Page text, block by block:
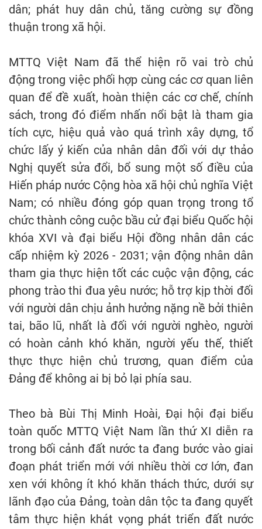
dân; phát huy dân chủ, tăng cường sự đồng
thuận trong xã hội.
MTTQ Việt Nam đã thể hiện rõ vai trò chủ
động trong việc phối hợp cùng các cơ quan liên
quan để đề xuất, hoàn thiện các cơ chế, chính
sách, trong đó điểm nhấn nổi bật là tham gia
tích cực, hiệu quả vào quá trình xây dựng, tổ
chức lấy ý kiến của nhân dân đối với dự thảo
Nghị quyết sửa đổi, bổ sung một số điều của
Hiến pháp nước Cộng hòa xã hội chủ nghĩa Việt
Nam; có nhiều đóng góp quan trọng trong tổ
chức thành công cuộc bầu cử đại biểu Quốc hội
khóa XVI và đại biểu Hội đồng nhân dân các
cấp nhiệm kỳ 2026 - 2031; vận động nhân dân
tham gia thực hiện tốt các cuộc vận động, các
phong trào thi đua yêu nước; hỗ trợ kịp thời đối
với người dân chịu ảnh hưởng nặng nề bởi thiên
tai, bão lũ, nhất là đối với người nghèo, người
có hoàn cảnh khó khăn, người yếu thế, thiết
thực thực hiện chủ trương, quan điểm của
Đảng để không ai bị bỏ lại phía sau.
Theo bà Bùi Thị Minh Hoài, Đại hội đại biểu
toàn quốc MTTQ Việt Nam lần thứ XI diễn ra
trong bối cảnh đất nước ta đang bước vào giai
đoạn phát triển mới với nhiều thời cơ lớn, đan
xen với không ít khó khăn thách thức, dưới sự
lãnh đạo của Đảng, toàn dân tộc ta đang quyết
tâm thực hiện khát vọng phát triển đất nước